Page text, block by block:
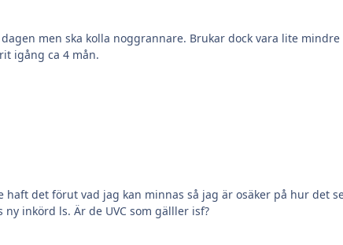
men ska kolla noggrannare. Brukar dock vara lite mindre
varit igång ca 4 mån.
jag kan minnas så jag är osäker på hur det ser ut och beter sig. akvariet är
död ls (sen eget tidigare akvarium) men också delvis ny inkörd ls. Är de UVC som gälller isf?